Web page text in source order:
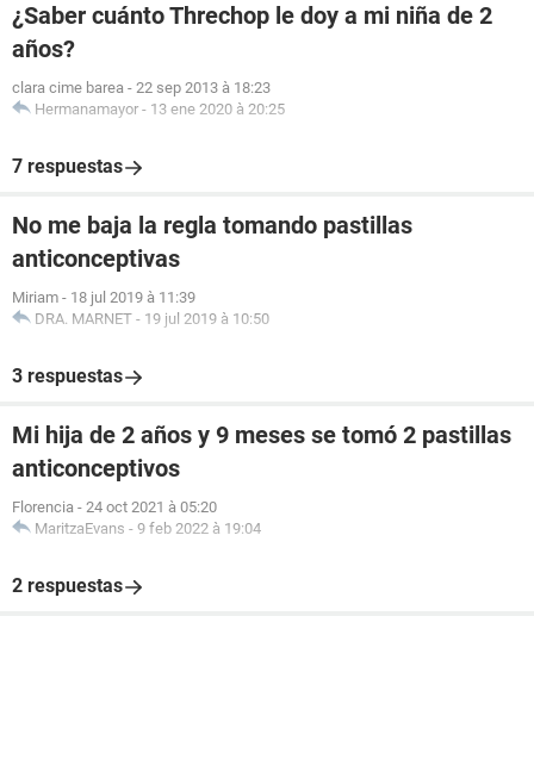
¿Saber cuánto Threchop le doy a mi niña de 2
años?
clara cime barea - 22 sep 2013 à 18:23
Hermanamayor - 13 ene 2020 à 20:25
7 respuestas
No me baja la regla tomando pastillas
anticonceptivas
Miriam - 18 jul 2019 à 11:39
DRA. MARNET - 19 jul 2019 à 10:50
3 respuestas
Mi hija de 2 años y 9 meses se tomó 2 pastillas
anticonceptivos
Florencia - 24 oct 2021 à 05:20
MaritzaEvans - 9 feb 2022 à 19:04
2 respuestas